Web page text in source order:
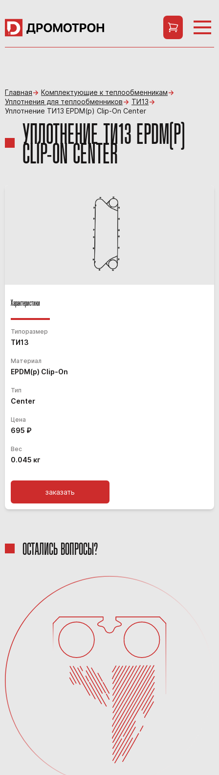
Главная
Комплектующие к теплообменникам
Уплотнения для теплообменников
ТИ13
Уплотнение ТИ13 EPDM(p) Clip-On Center
УПЛОТНЕНИЕ ТИ13 EPDM(P)
CLIP-ON CENTER
Характеристики
Типоразмер
ТИ13
Материал
EPDM(p) Clip-On
Тип
Center
Цена
695 ₽
Вес
0.045 кг
заказать
ОСТАЛИСЬ ВОПРОСЫ?